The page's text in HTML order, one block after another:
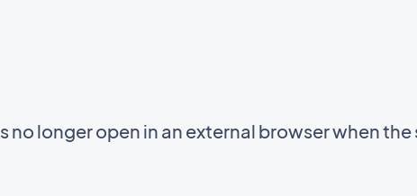
no longer open in an external browser when